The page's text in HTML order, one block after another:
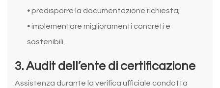
•predisporre la documentazione richiesta;
•implementare miglioramenti concreti e
sostenibili.
3. Audit dell’ente di certificazione
Assistenza durante la verifica ufficiale condotta